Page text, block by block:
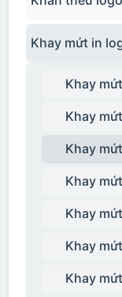
Khay mứt in
Khay
Khay
Khay
Khay
Khay
Khay